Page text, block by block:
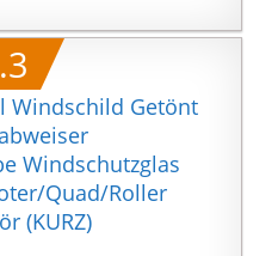
mit wenigen
Befestigung am
für sicheren Halt
hohen
hochwertig
Windschild Getönt
Windschutzglas
Quad/Roller
(KURZ)